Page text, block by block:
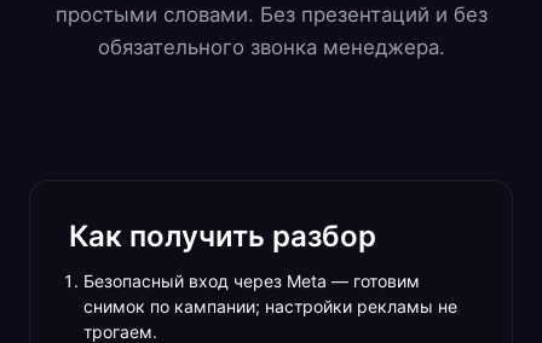
простыми словами. Без презентаций и без
обязательного звонка менеджера.
Как получить разбор
Безопасный вход через Meta — готовим
снимок по кампании; настройки рекламы не
трогаем.